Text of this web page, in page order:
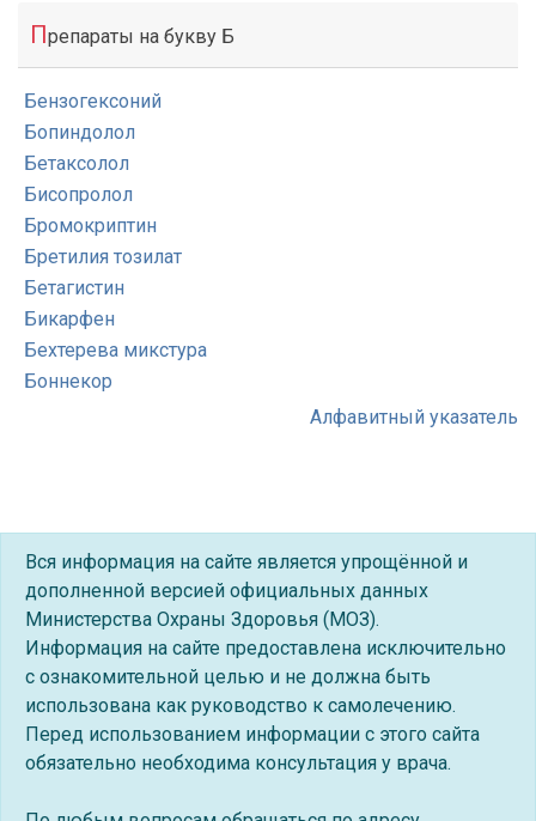
Препараты на букву Б
Бензогексоний
Бопиндолол
Бетаксолол
Бисопролол
Бромокриптин
Бретилия тозилат
Бетагистин
Бикарфен
Бехтерева микстура
Боннекор
Алфавитный указатель
Вся информация на сайте является упрощённой и
дополненной версией официальных данных
Министерства Охраны Здоровья (МОЗ).
Информация на сайте предоставлена исключительно
с ознакомительной целью и не должна быть
использована как руководство к самолечению.
Перед использованием информации с этого сайта
обязательно необходима консультация у врача.